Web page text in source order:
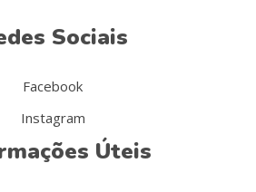
Sociais
Facebook
Instagram
Úteis